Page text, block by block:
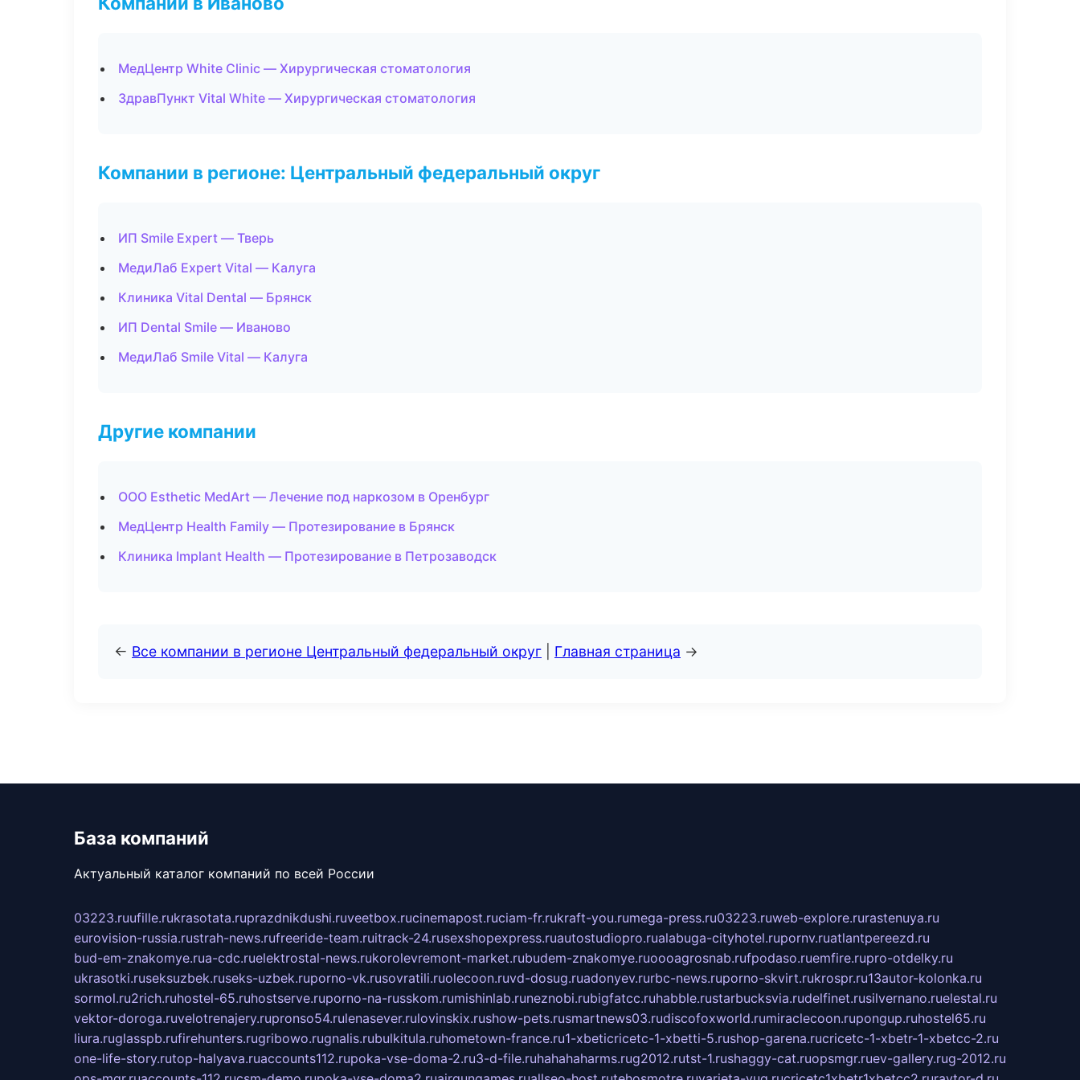
МедЦентр White Clinic — Хирургическая стоматология
ЗдравПункт Vital White — Хирургическая стоматология
Компании в регионе: Центральный федеральный округ
ИП Smile Expert — Тверь
МедиЛаб Expert Vital — Калуга
Клиника Vital Dental — Брянск
ИП Dental Smile — Иваново
МедиЛаб Smile Vital — Калуга
Другие компании
ООО Esthetic MedArt — Лечение под наркозом в Оренбург
МедЦентр Health Family — Протезирование в Брянск
Клиника Implant Health — Протезирование в Петрозаводск
← Все компании в регионе Центральный федеральный округ Главная страница →
База компаний
Актуальный каталог компаний по всей России
03223.ruufille.rukrasotata.ruprazdnikdushi.ruveetbox.rucinemapost.ruciam-fr.rukraft-you.rumega-press.ru03223.ruweb-explore.rurastenuya.ru
eurovision-russia.rustrah-news.rufreeride-team.ruitrack-24.rusexshopexpress.ruautostudiopro.rualabuga-cityhotel.rupornv.ruatlantpereezd.ru
bud-em-znakomye.rua-cdc.ruelektrostal-news.rukorolevremont-market.rubudem-znakomye.ruoooagrosnab.rufpodaso.ruemfire.rupro-otdelky.ru
ukrasotki.ruseksuzbek.ruseks-uzbek.ruporno-vk.rusovratili.ruolecoon.ruvd-dosug.ruadonyev.rurbc-news.ruporno-skvirt.rukrospr.ru13autor-kolonka.ru
sormol.ru2rich.ruhostel-65.ruhostserve.ruporno-na-russkom.rumishinlab.runeznobi.rubigfatcc.ruhabble.rustarbucksvia.rudelfinet.rusilvernano.ruelestal.ru
vektor-doroga.ruvelotrenajery.rupronso54.rulenasever.rulovinskix.rushow-pets.rusmartnews03.rudiscofoxworld.rumiraclecoon.rupongup.ruhostel65.ru
liura.ruglasspb.rufirehunters.rugribowo.rugnalis.rubulkitula.ruhometown-france.ru1-xbeticricetc-1-xbetti-5.rushop-garena.rucricetc-1-xbetr-1-xbetcc-2.ru
one-life-story.rutop-halyava.ruaccounts112.rupoka-vse-doma-2.ru3-d-file.ruhahahaharms.rug2012.rutst-1.rushaggy-cat.ruopsmgr.ruev-gallery.rug-2012.ru